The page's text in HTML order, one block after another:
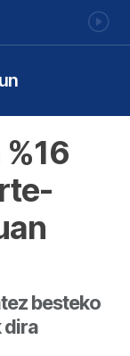
besteko
dira